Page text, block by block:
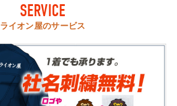
SERVICE
ライオン屋のサービス